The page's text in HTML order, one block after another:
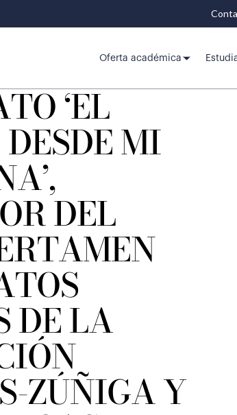
Oferta académica
‘EL
MI
DEL
DE LA
ZÚÑIGA Y